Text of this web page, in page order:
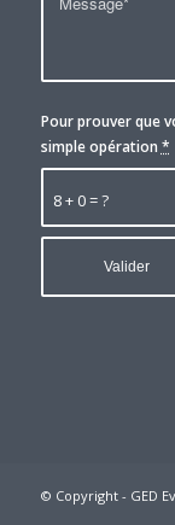
8 + 0 = ?
Pour prouver que
simple opération *
© Copyright - GED